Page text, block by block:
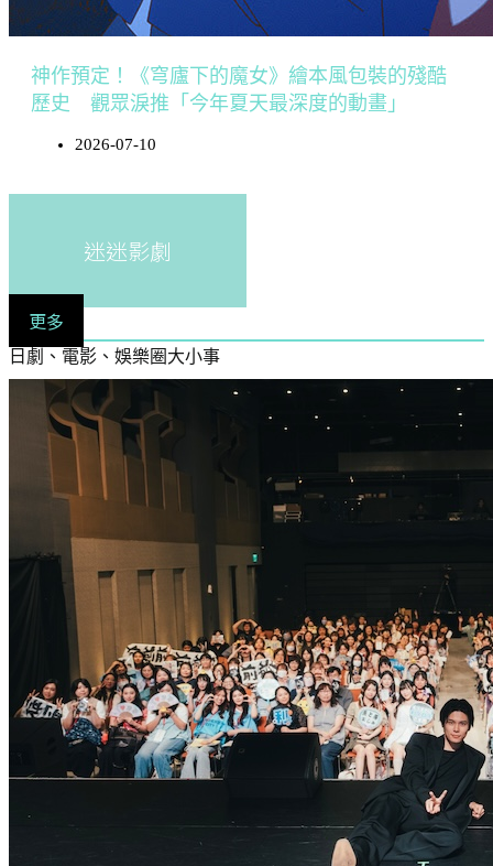
神作預定！《穹廬下的魔女》繪本風包裝的殘酷
歷史 觀眾淚推「今年夏天最深度的動畫」
2026-07-10
迷迷影劇
更多
日劇、電影、娛樂圈大小事